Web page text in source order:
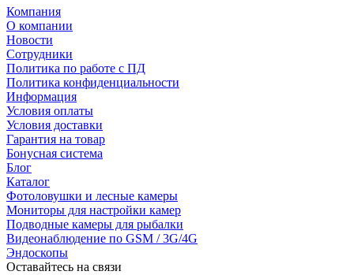
Компания
О компании
Новости
Сотрудники
Политика по работе с ПД
Политика конфиденциальности
Информация
Условия оплаты
Условия доставки
Гарантия на товар
Бонусная система
Блог
Каталог
Фотоловушки и лесные камеры
Мониторы для настройки камер
Подводные камеры для рыбалки
Видеонаблюдение по GSM / 3G/4G
Эндоскопы
Оставайтесь на связи